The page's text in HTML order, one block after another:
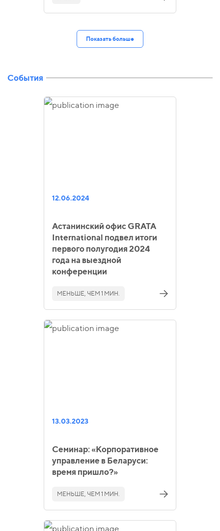
Показать больше
События
12.06.2024
Астанинский офис GRATA
International подвел итоги
первого полугодия 2024
года на выездной
конференции
МЕНЬШЕ, ЧЕМ 1 МИН.
13.03.2023
Семинар: «Корпоративное
управление в Беларуси:
время пришло?»
МЕНЬШЕ, ЧЕМ 1 МИН.